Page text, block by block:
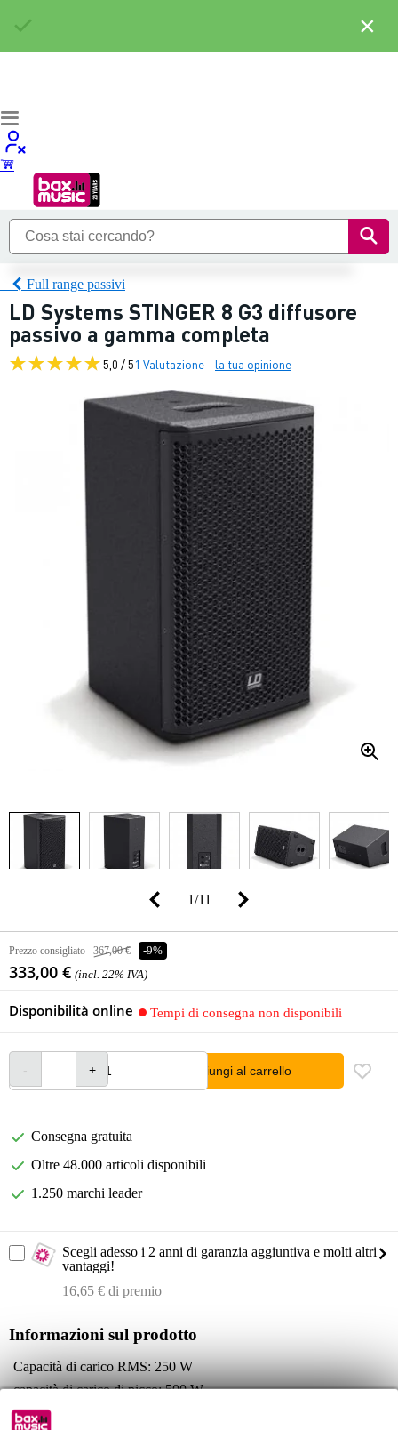
Full range passivi
LD Systems STINGER 8 G3 diffusore
passivo a gamma completa
5,0 / 51 Valutazione la tua opinione
1/11
Prezzo consigliato 367,00 € -9%
333,00 € (incl. 22% IVA)
Disponibilità online Tempi di consegna non disponibili
Aggiungi al carrello
Consegna gratuita
Oltre 48.000 articoli disponibili
1.250 marchi leader
Scegli adesso i 2 anni di garanzia aggiuntiva e molti altri
vantaggi!
16,65 € di premio
Informazioni sul prodotto
Capacità di carico RMS: 250 W
capacità di carico di picco: 500 W
dimensioni del driver medio-basso: 8 pollici
×